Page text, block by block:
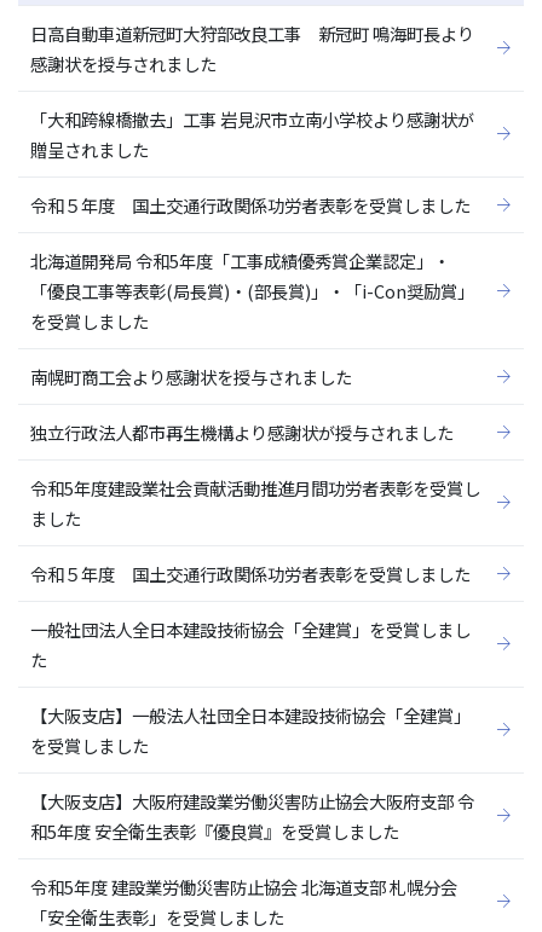
日高自動車道新冠町大狩部改良工事 新冠町 鳴海町長より
感謝状を授与されました
「大和跨線橋撤去」工事 岩見沢市立南小学校より感謝状が
贈呈されました
令和５年度 国土交通行政関係功労者表彰を受賞しました
北海道開発局 令和5年度「工事成績優秀賞企業認定」・
「優良工事等表彰(局長賞)・(部長賞)」・「i-Con奨励賞」
を受賞しました
南幌町商工会より感謝状を授与されました
独立行政法人都市再生機構より感謝状が授与されました
令和5年度建設業社会貢献活動推進月間功労者表彰を受賞し
ました
令和５年度 国土交通行政関係功労者表彰を受賞しました
一般社団法人全日本建設技術協会「全建賞」を受賞しまし
た
【大阪支店】一般法人社団全日本建設技術協会「全建賞」
を受賞しました
【大阪支店】大阪府建設業労働災害防止協会大阪府支部 令
和5年度 安全衛生表彰『優良賞』を受賞しました
令和5年度 建設業労働災害防止協会 北海道支部 札幌分会
「安全衛生表彰」を受賞しました